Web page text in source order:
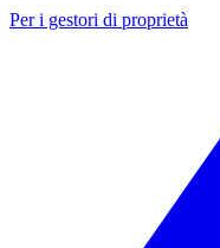
Per i gestori di proprietà